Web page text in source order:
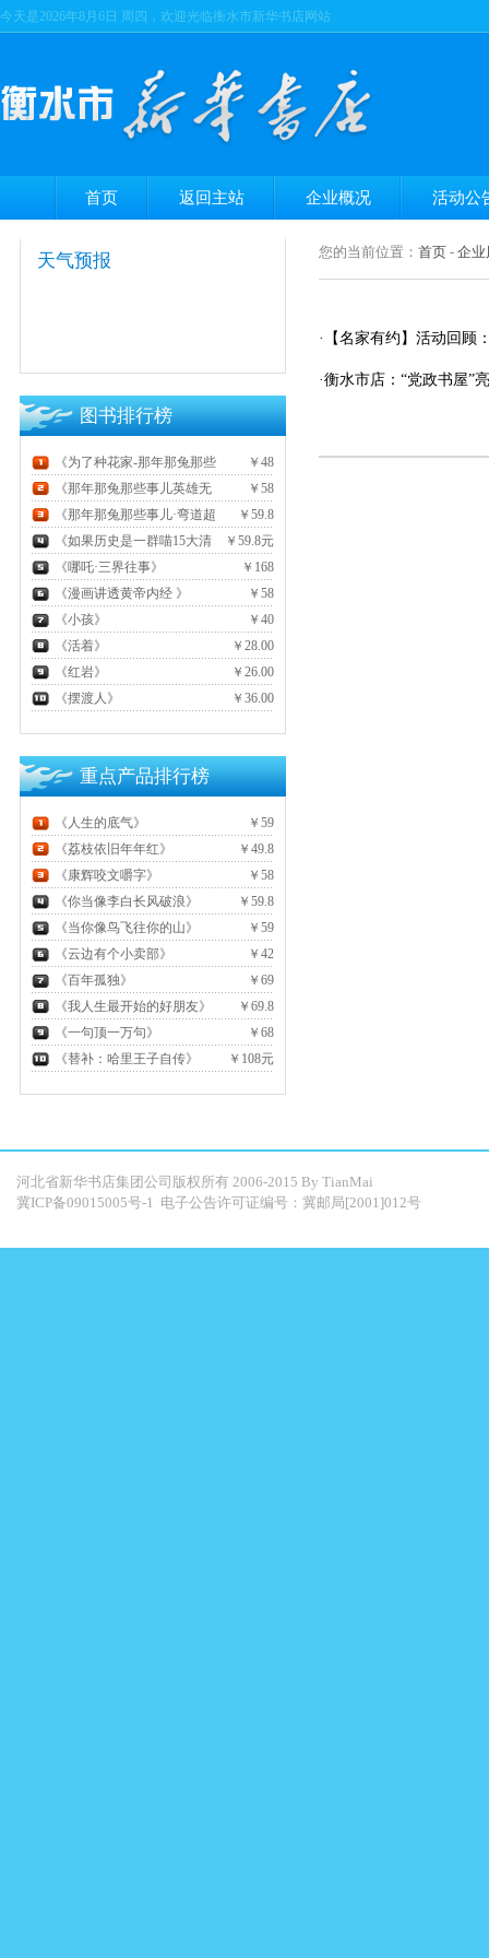
今天是2026年8月6日 周四，欢迎光临衡水市新华书店网站
首页 返回主站 企业概况 活动公
您的当前位置： 首页 - 企业
·【名家有约】活动回顾
·衡水市店：“党政书屋”
天气预报
图书排行榜
《为了种花家-那年那兔那些
事儿》
￥48
《那年那兔那些事儿英雄无
悔》
￥58
《那年那兔那些事儿·弯道超
车》
￥59.8
《如果历史是一群喵15大清
风云篇》
￥59.8元
《哪吒·三界往事》
￥168
《漫画讲透黄帝内经 》
￥58
《小孩》
￥40
《活着》
￥28.00
《红岩》
￥26.00
《摆渡人》
￥36.00
重点产品排行榜
《人生的底气》
￥59
《荔枝依旧年年红》
￥49.8
《康辉咬文嚼字》
￥58
《你当像李白长风破浪》
￥59.8
《当你像鸟飞往你的山》
￥59
《云边有个小卖部》
￥42
《百年孤独》
￥69
《我人生最开始的好朋友》
￥69.8
《一句顶一万句》
￥68
《替补：哈里王子自传》
￥108元
河北省新华书店集团公司版权所有 2006-2015 By TianMai
冀ICP备09015005号-1 电子公告许可证编号：冀邮局[2001]012号